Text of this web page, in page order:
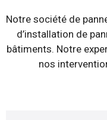
Notre société de
d’installation de
bâtiments. Notre
nos